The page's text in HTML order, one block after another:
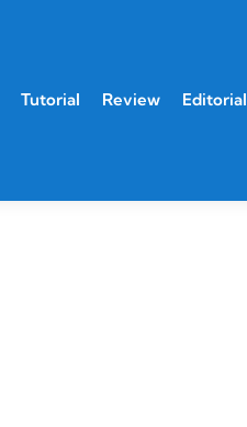
Tutorial Review Editorial